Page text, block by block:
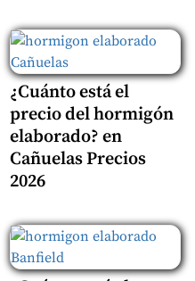
¿Cuánto está el
precio del hormigón
elaborado? en
Cañuelas Precios
2026